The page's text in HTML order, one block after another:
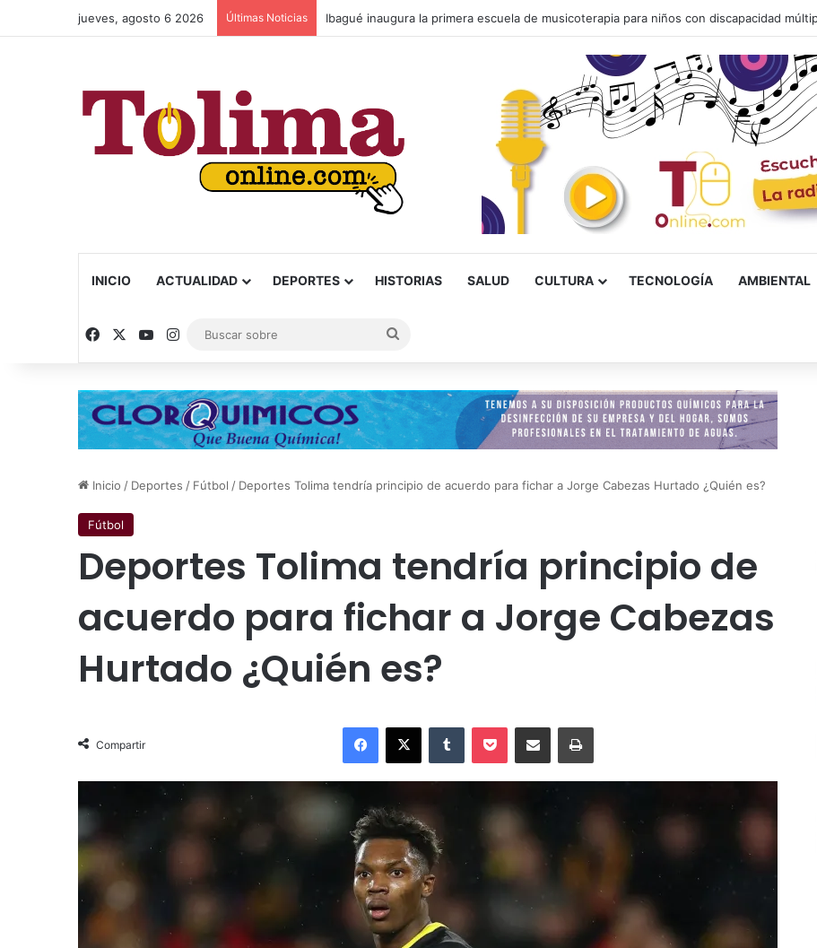
jueves, agosto 6 2026 Últimas Noticias Crecen las fisuras en la izquierda colombiana
INICIO ACTUALIDAD DEPORTES HISTORIAS SALUD CULTURA TECNOLOGÍA AMBIENTAL
Facebook YouTubeInstagram
sobre
Inicio / Deportes / Fútbol / Deportes Tolima tendría principio de acuerdo para fichar a Jorge Cabezas Hurtado ¿Quién es?
Fútbol
Deportes Tolima tendría principio de
acuerdo para fichar a Jorge Cabezas
Hurtado ¿Quién es?
Compartir